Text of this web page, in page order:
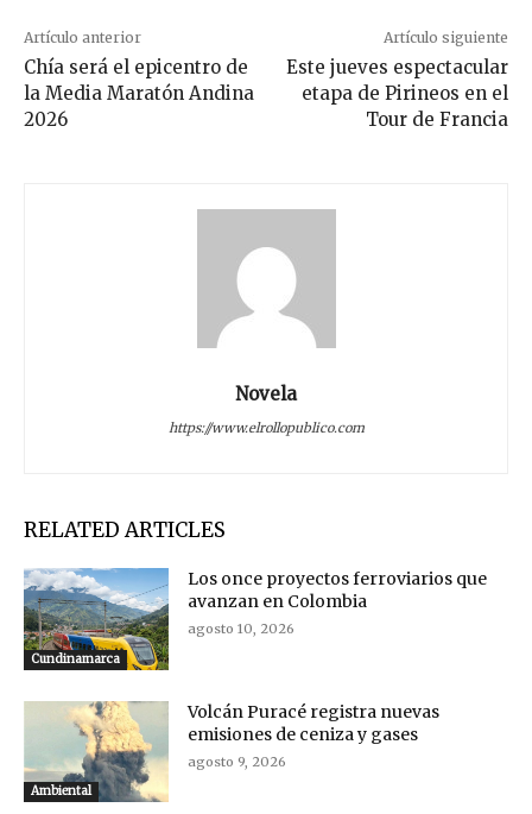
Artículo anterior
Chía será el epicentro de
la Media Maratón Andina
2026
Artículo siguiente
Este jueves espectacular
etapa de Pirineos en el
Tour de Francia
Novela
https://www.elrollopublico.com
RELATED ARTICLES
Cundinamarca
Los once proyectos ferroviarios que
avanzan en Colombia
agosto 10, 2026
Ambiental
Volcán Puracé registra nuevas
emisiones de ceniza y gases
agosto 9, 2026